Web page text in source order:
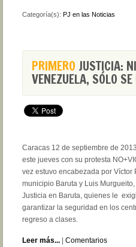
Categoría(s): PJ en las Noticias
PRIMERO JUSTICIA:
VENEZUELA, SÓLO
Caracas 12 de septiembre de
este jueves con su protesta
vez estuvo encabezada por Víctor
municipio Baruta y Luis
Justicia en Baruta, quienes le
garantizar la seguridad en los
regreso a clases.
Leer más... Comentarios